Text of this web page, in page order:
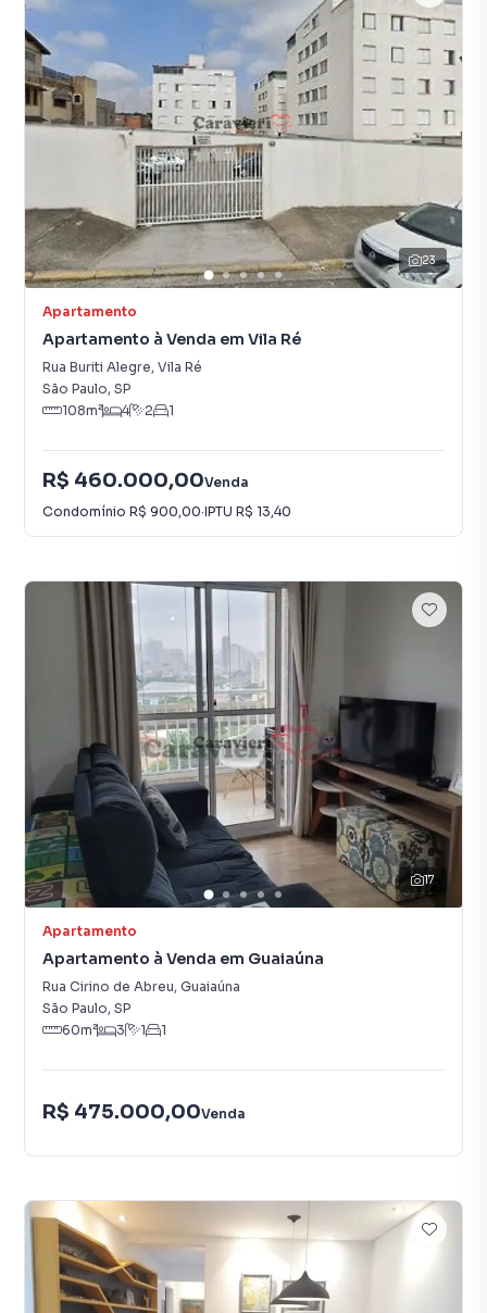
23
Apartamento
Apartamento à Venda em Vila Ré
Rua Buriti Alegre, Vila Ré
São Paulo, SP
108m² 4 2 1
R$ 460.000,00Venda
Condomínio R$ 900,00·IPTU R$ 13,40
17
Apartamento
Apartamento à Venda em Guaiaúna
Rua Cirino de Abreu, Guaiaúna
São Paulo, SP
60m² 3 1 1
R$ 475.000,00Venda